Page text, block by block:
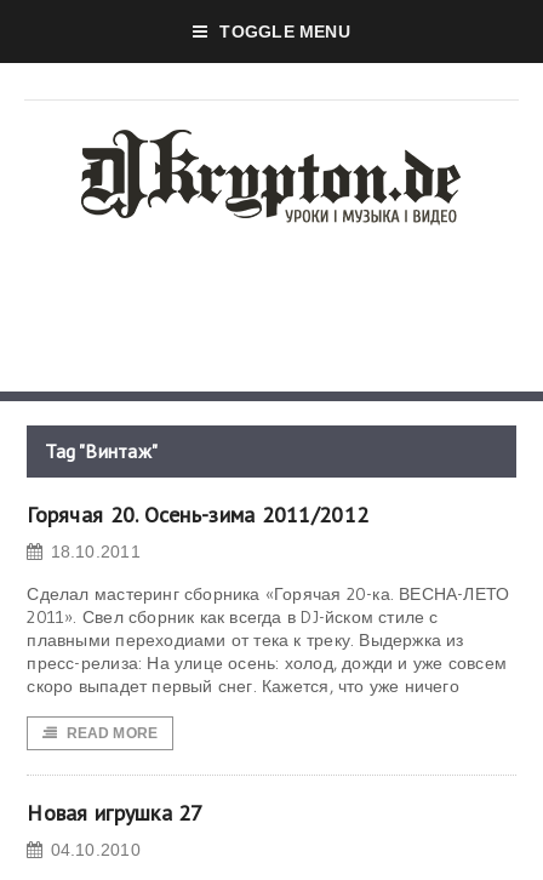
TOGGLE MENU
Tag "Винтаж"
Горячая 20. Осень-зима 2011/2012
18.10.2011
Сделал мастеринг сборника «Горячая 20-ка. ВЕСНА-ЛЕТО
2011». Свел сборник как всегда в DJ-йском стиле с
плавными переходиами от тека к треку. Выдержка из
пресс-релиза: На улице осень: холод, дожди и уже совсем
скоро выпадет первый снег. Кажется, что уже ничего
READ MORE
Новая игрушка 27
04.10.2010